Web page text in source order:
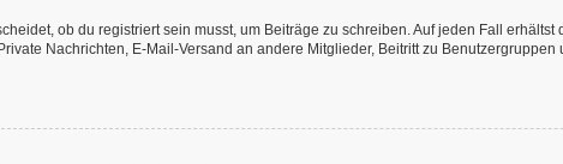
ob du registriert sein musst, um Beiträge zu schreiben. Auf jeden Fall erhältst
Nachrichten, E-Mail-Versand an andere Mitglieder, Beitritt zu Benutzergruppen